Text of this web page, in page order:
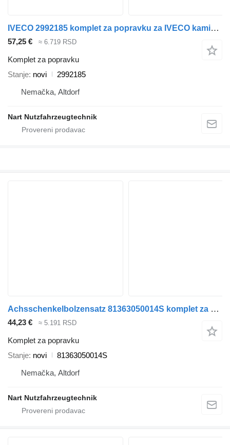
IVECO 2992185 komplet za popravku za IVECO kamiona
57,25 € ≈ 6.719 RSD
Komplet za popravku
Stanje novi
2992185
Nemačka, Altdorf
Nart Nutzfahrzeugtechnik
Achsschenkelbolzensatz 81363050014S komplet za popravku za Mercedes-Benz MAN tegljača
44,23 € ≈ 5.191 RSD
Komplet za popravku
Stanje novi
81363050014S
Nemačka, Altdorf
Nart Nutzfahrzeugtechnik